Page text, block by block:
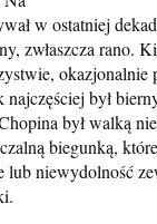
w ostatniej
zwłaszcza rano.
okazjonalnie
najczęściej był
był walką
biegunką,
lub niewydolność